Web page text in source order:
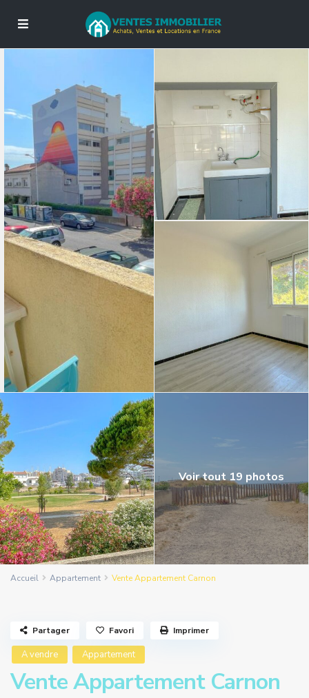
Voir tout 19 photos
Accueil Appartement Vente Appartement Carnon
A vendre Appartement
Vente Appartement Carnon
Partager Favori Imprimer